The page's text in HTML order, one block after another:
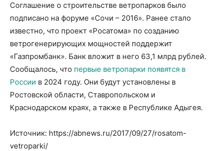
Соглашение о строительстве ветропарков было
подписано на форуме «Сочи – 2016». Ранее стало
известно, что проект «Росатома» по созданию
ветрогенерирующих мощностей поддержит
«Газпромбанк». Банк вложит в него 63,1 млрд рублей.
Сообщалось, что первые ветропарки появятся в
России в 2024 году. Они будут установлены в
Ростовской области, Ставропольском и
Краснодарском краях, а также в Республике Адыгея.
Источник: https://abnews.ru/2017/09/27/rosatom-
vetroparki/